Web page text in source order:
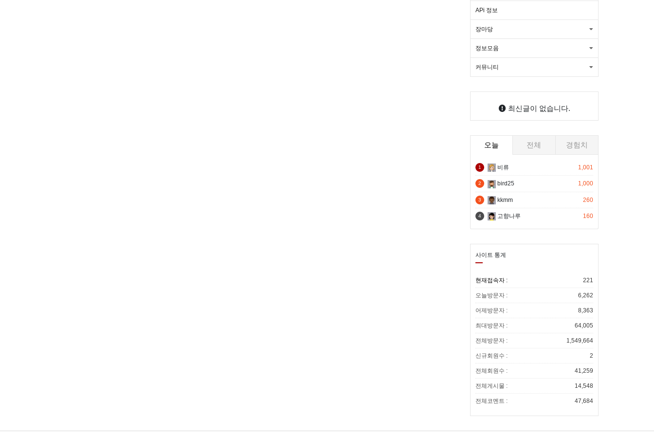
핸드폰싸게사는법 시세표 카페 휴대폰
들의 참석 신청바랍니다.
[신청] 22주 프로그램 NKST 치유교육
본 포함새 창 열림
아고다 할인코드 7월 호텔 쿠폰 최대
할인받는 방법새 창 열림
여수 여행 코스 마사지샵 여수 마사지
림
싸게 사는 법새 창 열림
1박2일 여름바캉스 진행!! 많은회원님
들의 참석 신청바랍니다.
APi 정보
장마당
정보모음
커뮤니티
최신글이 없습니다.
오늘 전체 경험치
1 비류 1,001
2 bird25 1,000
3 kkmm 260
4 고향나루 160
사이트 통계
현재접속자 : 221
오늘방문자 : 6,262
어제방문자 : 8,363
최대방문자 : 64,005
전체방문자 : 1,549,664
신규회원수 : 2
전체회원수 : 41,259
전체게시물 : 14,548
전체코멘트 : 47,684